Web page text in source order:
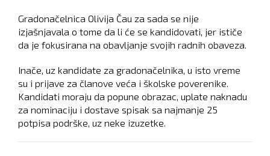
Gradonačelnica Olivija Čau za sada se nije
izjašnjavala o tome da li će se kandidovati, jer ističe
da je fokusirana na obavljanje svojih radnih obaveza.
Inače, uz kandidate za gradonačelnika, u isto vreme
su i prijave za članove veća i školske poverenike.
Kandidati moraju da popune obrazac, uplate naknadu
za nominaciju i dostave spisak sa najmanje 25
potpisa podrške, uz neke izuzetke.